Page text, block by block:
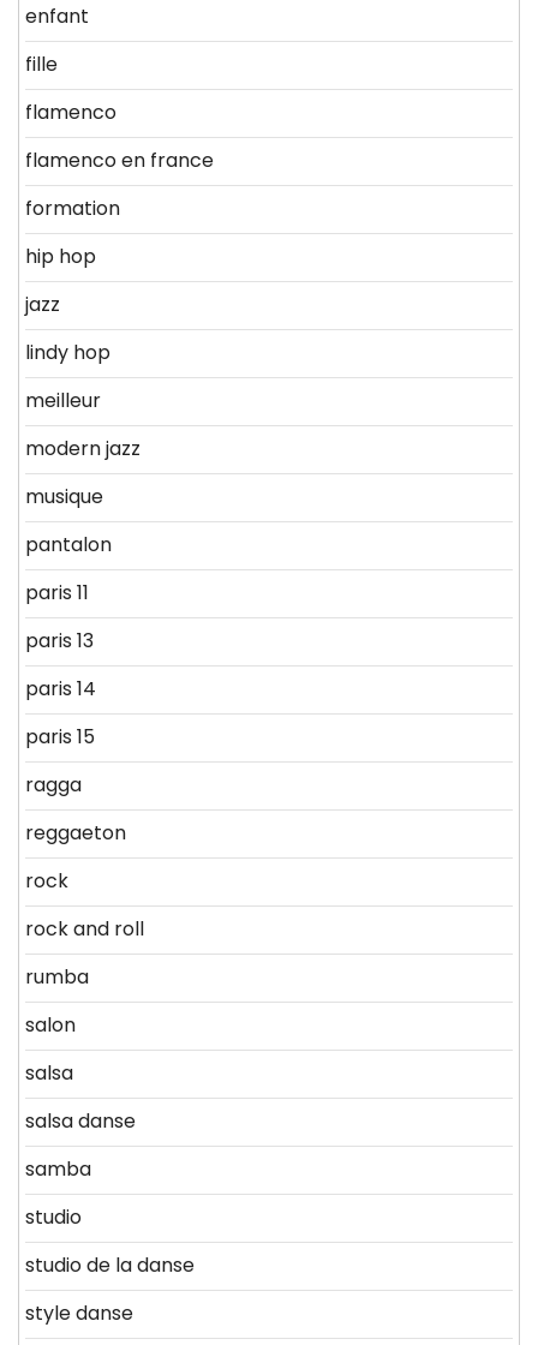
enfant
fille
flamenco
flamenco en france
formation
hip hop
jazz
lindy hop
meilleur
modern jazz
musique
pantalon
paris 11
paris 13
paris 14
paris 15
ragga
reggaeton
rock
rock and roll
rumba
salon
salsa
salsa danse
samba
studio
studio de la danse
style danse